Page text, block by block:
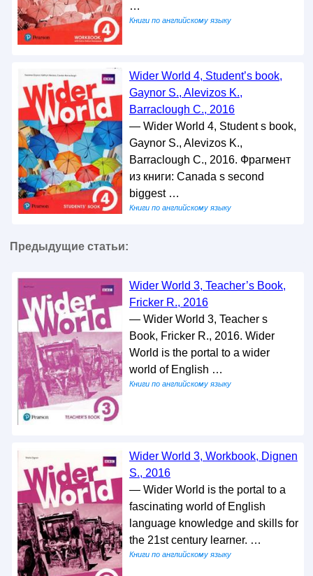
…
Книги по английскому языку
Wider World 4, Student’s book,
Gaynor S., Alevizos K.,
Barraclough C., 2016
— Wider World 4, Student s book,
Gaynor S., Alevizos K.,
Barraclough C., 2016. Фрагмент
из книги: Canada s second
biggest …
Книги по английскому языку
Предыдущие статьи:
Wider World 3, Teacher’s Book,
Fricker R., 2016
— Wider World 3, Teacher s
Book, Fricker R., 2016. Wider
World is the portal to a wider
world of English …
Книги по английскому языку
Wider World 3, Workbook, Dignen
S., 2016
— Wider World is the portal to a
fascinating world of English
language knowledge and skills for
the 21st century learner. …
Книги по английскому языку